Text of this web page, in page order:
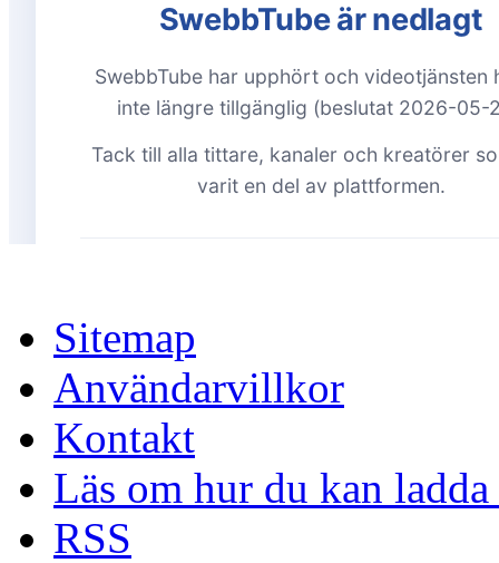
Sitemap
Användarvillkor
Kontakt
Läs om hur du kan
RSS